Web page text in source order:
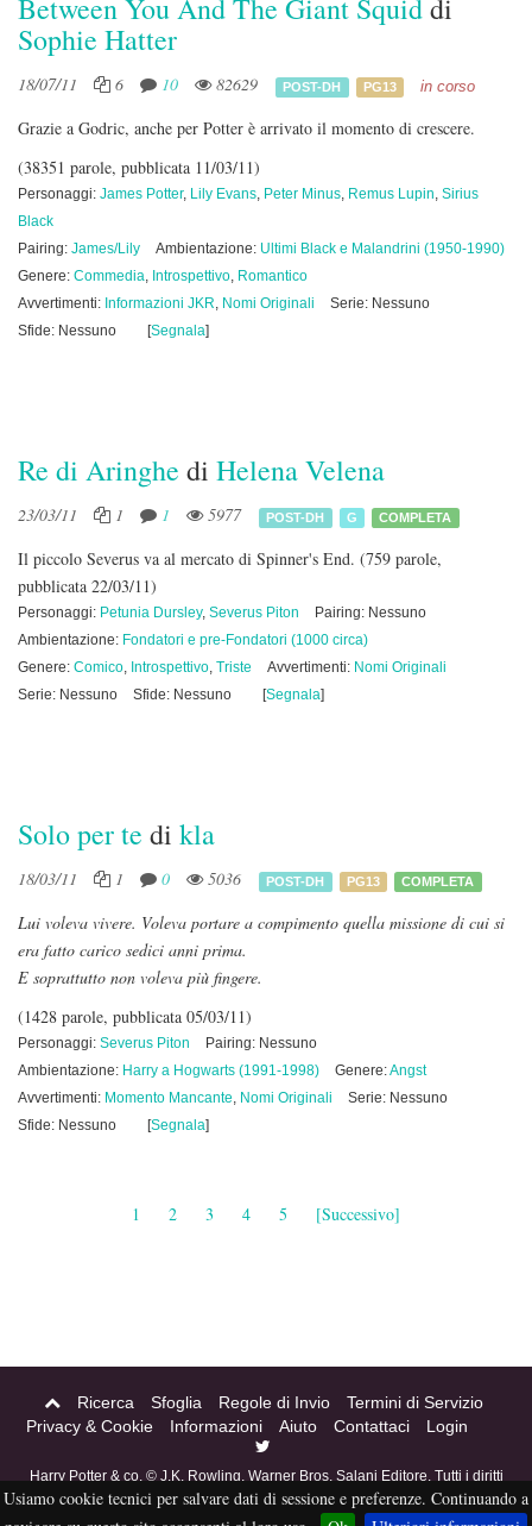
Between You And The Giant Squiddi
Sophie Hatter
18/07/11 6 10 82629 POST-DH PG13 in corso
Grazie a Godric, anche per Potter è arrivato il momento di crescere.
(38351 parole, pubblicata 11/03/11)
Personaggi: James Potter, Lily Evans, Peter Minus, Remus Lupin, Sirius
Black
Pairing: James/Lily Ambientazione: Ultimi Black e Malandrini (1950-1990)
Genere: Commedia, Introspettivo, Romantico
Avvertimenti: Informazioni JKR, Nomi Originali
Serie: Nessuno
Sfide: Nessuno
[Segnala]
Re di Aringhe di Helena Velena
23/03/11 1 1 5977 POST-DH G COMPLETA
Il piccolo Severus va al mercato di Spinner's End. (759 parole,
pubblicata 22/03/11)
Personaggi: Petunia Dursley, Severus Piton
Pairing: Nessuno
Ambientazione: Fondatori e pre-Fondatori (1000 circa)
Genere: Comico, Introspettivo, Triste Avvertimenti: Nomi Originali
Serie: Nessuno
Sfide: Nessuno [Segnala]
Solo per te di kla
18/03/11 1 0 5036 POST-DH PG13 COMPLETA
Lui voleva vivere. Voleva portare a compimento quella missione di cui si
era fatto carico sedici anni prima.
E soprattutto non voleva più fingere.
(1428 parole, pubblicata 05/03/11)
Personaggi: Severus Piton
Pairing: Nessuno
Ambientazione: Harry a Hogwarts (1991-1998) Genere:Angst
Avvertimenti: Momento Mancante, Nomi Originali
Serie: Nessuno
Sfide: Nessuno
[Segnala]
1 2 3 4 5 [Successivo]
Ricerca Sfoglia Regole di Invio
Termini di Servizio
Privacy & Cookie
Informazioni Aiuto Contattaci Login
Harry Potter & co. © J.K. Rowling, Warner Bros, Salani Editore. Tutti i diritti
riservati. Acciofanfiction © 2004-2016. Questo sito non è a scopo di lucro,
tutti i materiali in esso contenuti sono stati creati per puro divertimento, e
Usiamo cookie tecnici per salvare dati di sessione e preferenze. Continuando a